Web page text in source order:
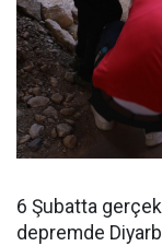
6 Şubatta
depremde